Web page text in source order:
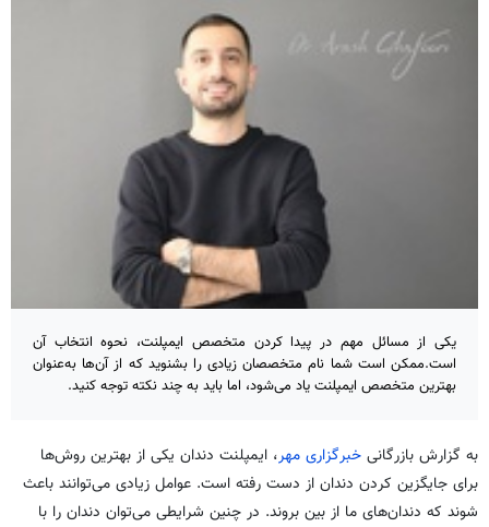
یکی از مسائل مهم در پیدا کردن متخصص ایمپلنت، نحوه انتخاب آن
است.ممکن است شما نام متخصصان زیادی را بشنوید که از آن‌ها به‌عنوان
بهترین متخصص ایمپلنت یاد می‌شود، اما باید به چند نکته توجه کنید.
به گزارش بازرگانی خبرگزاری مهر، ایمپلنت دندان یکی از بهترین روش‌ها
برای جایگزین کردن دندان از دست رفته است. عوامل زیادی می‌توانند باعث
شوند که دندان‌های ما از بین بروند. در چنین شرایطی می‌توان دندان را با